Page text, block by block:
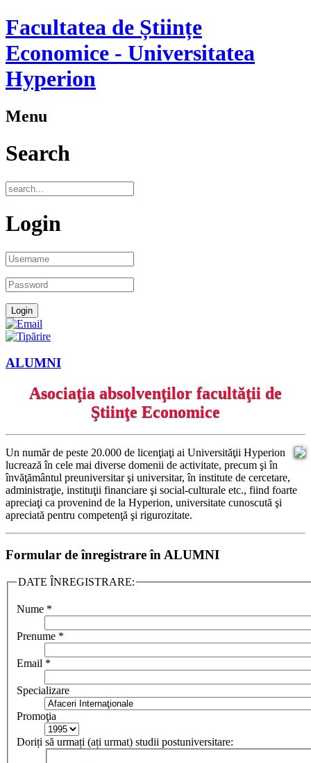
Facultatea de Științe
Economice - Universitatea
Hyperion
Menu
Search
Login
ALUMNI
Asociaţia absolvenţilor facultăţii de
Ştiinţe Economice
Un număr de peste 20.000 de licenţiaţi ai Universităţii Hyperion
lucrează în cele mai diverse domenii de activitate, precum şi în
învăţământul preuniversitar şi universitar, în institute de cercetare,
administraţie, instituţii financiare şi social-culturale etc., fiind foarte
apreciaţi ca provenind de la Hyperion, universitate cunoscută şi
apreciată pentru competenţă şi rigurozitate.
Formular de înregistrare în ALUMNI
DATE ÎNREGISTRARE:
Nume *
Prenume *
Email *
Specializare
Promoţia
Doriți să urmați (ați urmat) studii postuniversitare: